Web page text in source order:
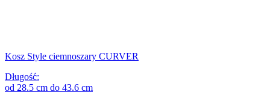
Kosz Style ciemnoszary CURVER
Długość:
od 28.5 cm do 43.6 cm